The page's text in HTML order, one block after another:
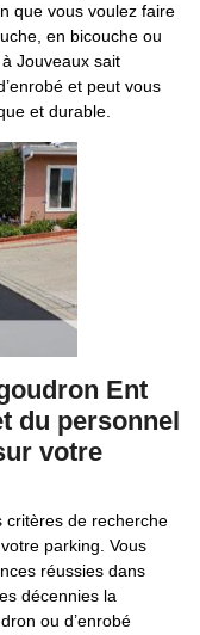
que vous voulez faire
en bicouche ou
Jouveaux sait
et peut vous
et durable.
Ent
du personnel
votre
critères de recherche
parking. Vous
réussies dans
décennies la
ou d’enrobé